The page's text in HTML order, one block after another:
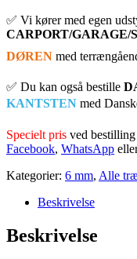
✅ Vi kører med egen
CARPORT/GARAGE/
DØREN med
✅ Du kan også bestille
KANTSTEN med
Specielt pris ved
Facebook, WhatsApp
Kategorier: 6 mm, Alle
Beskrivelse
Beskrivelse